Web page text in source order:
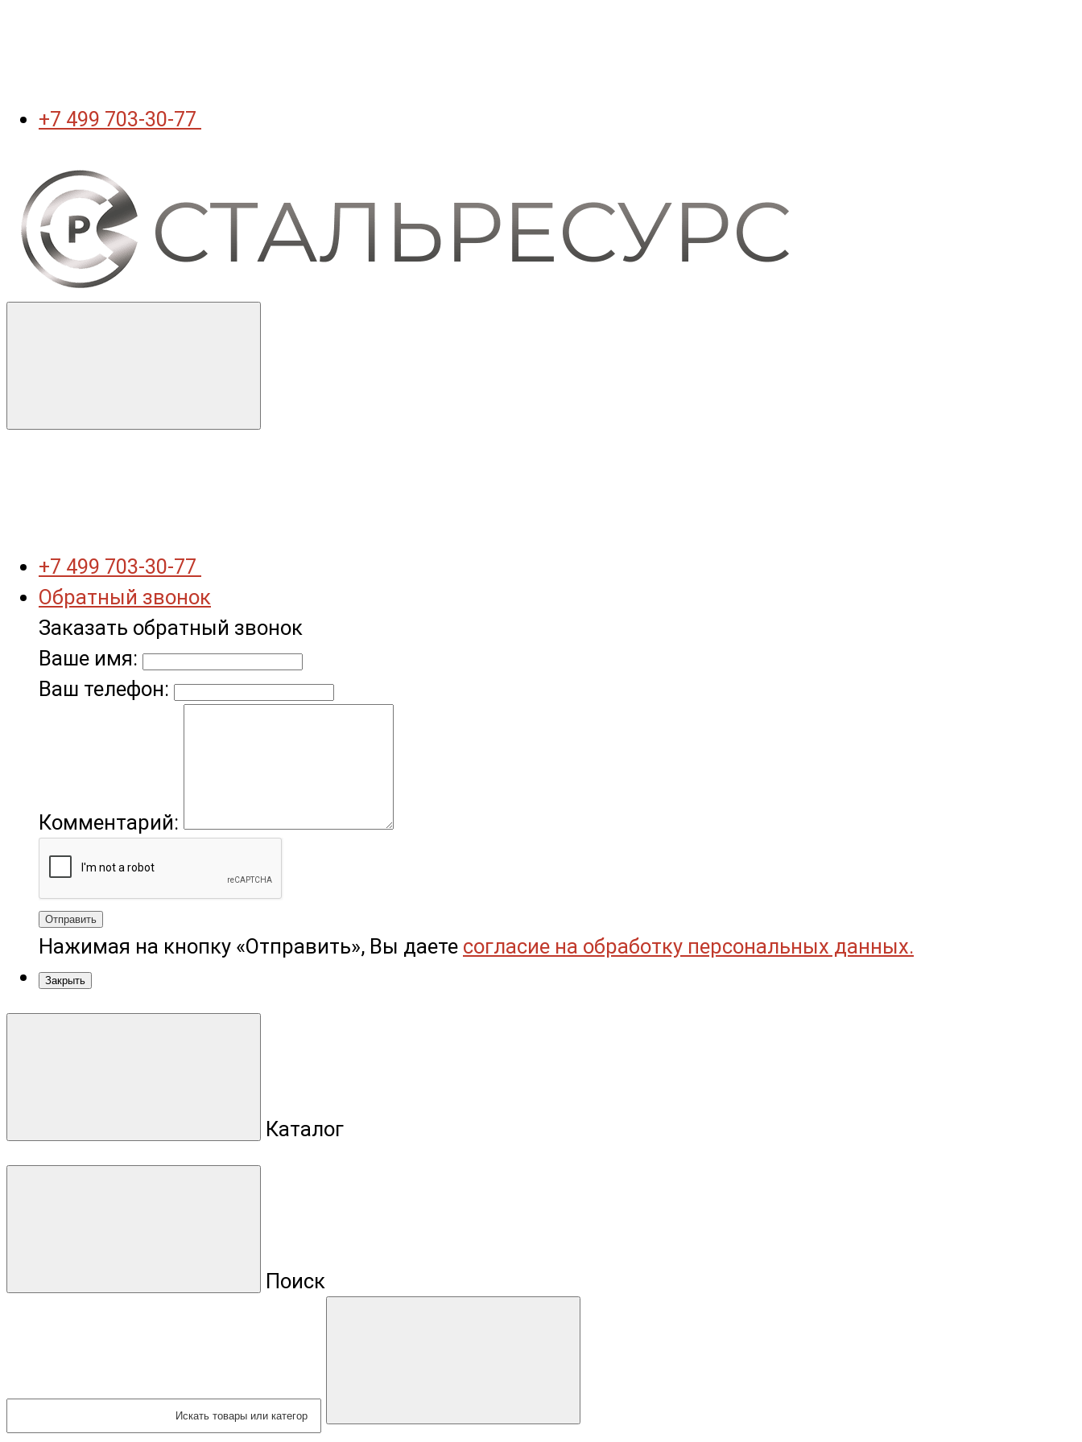
+7 499 703-30-77
+7 499 703-30-77
Обратный звонок
Заказать обратный звонок
Ваше имя:
Ваш телефон:
Комментарий:
Отправить
Нажимая на кнопку «Отправить», Вы даете согласие на обработку персональных данных.
Закрыть
Каталог
Поиск